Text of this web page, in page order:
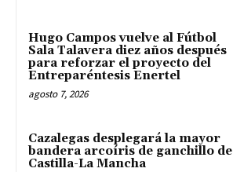
Hugo Campos vuelve al Fútbol
Sala Talavera diez años después
para reforzar el proyecto del
Entreparéntesis Enertel
agosto 7, 2026
Cazalegas desplegará la mayor
bandera arcoíris de ganchillo de
Castilla-La Mancha